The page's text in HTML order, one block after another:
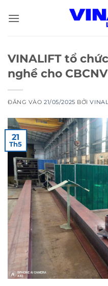
qua
VINALIFT tổ
nghề cho
ĐĂNG VÀO21/05/2025 BỞI
21
Th5